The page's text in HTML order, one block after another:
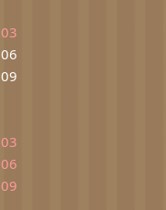
03
06
09
03
06
09